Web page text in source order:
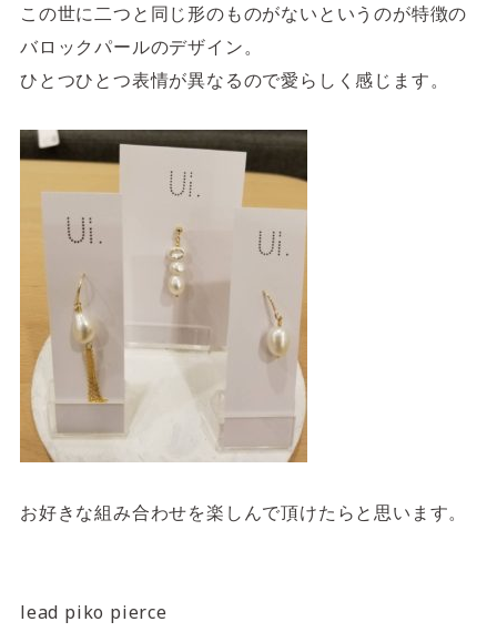
この世に二つと同じ形のものがないというのが特徴の
バロックパールのデザイン。
ひとつひとつ表情が異なるので愛らしく感じます。
お好きな組み合わせを楽しんで頂けたらと思います。
lead piko pierce